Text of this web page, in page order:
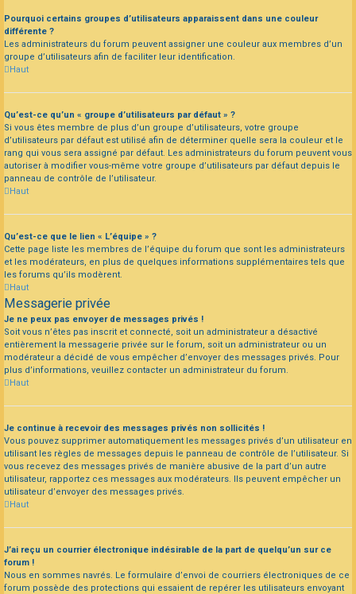
Pourquoi certains groupes d’utilisateurs apparaissent dans une couleur
différente ?
Les administrateurs du forum peuvent assigner une couleur aux membres d’un
groupe d’utilisateurs afin de faciliter leur identification.
Haut
Qu’est-ce qu’un « groupe d’utilisateurs par défaut » ?
Si vous êtes membre de plus d’un groupe d’utilisateurs, votre groupe
d’utilisateurs par défaut est utilisé afin de déterminer quelle sera la couleur et le
rang qui vous sera assigné par défaut. Les administrateurs du forum peuvent vous
autoriser à modifier vous-même votre groupe d’utilisateurs par défaut depuis le
panneau de contrôle de l’utilisateur.
Haut
Qu’est-ce que le lien « L’équipe » ?
Cette page liste les membres de l’équipe du forum que sont les administrateurs
et les modérateurs, en plus de quelques informations supplémentaires tels que
les forums qu’ils modèrent.
Haut
Messagerie privée
Je ne peux pas envoyer de messages privés !
Soit vous n’êtes pas inscrit et connecté, soit un administrateur a désactivé
entièrement la messagerie privée sur le forum, soit un administrateur ou un
modérateur a décidé de vous empêcher d’envoyer des messages privés. Pour
plus d’informations, veuillez contacter un administrateur du forum.
Haut
Je continue à recevoir des messages privés non sollicités !
Vous pouvez supprimer automatiquement les messages privés d’un utilisateur en
utilisant les règles de messages depuis le panneau de contrôle de l’utilisateur. Si
vous recevez des messages privés de manière abusive de la part d’un autre
utilisateur, rapportez ces messages aux modérateurs. Ils peuvent empêcher un
utilisateur d’envoyer des messages privés.
Haut
J’ai reçu un courrier électronique indésirable de la part de quelqu’un sur ce
forum !
Nous en sommes navrés. Le formulaire d’envoi de courriers électroniques de ce
forum possède des protections qui essaient de repérer les utilisateurs envoyant